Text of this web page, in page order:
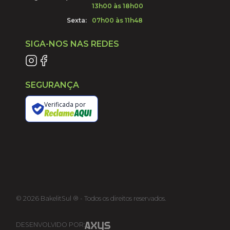
13h00 às 18h00
Sexta:
07h00 às 11h48
SIGA-NOS NAS REDES
SEGURANÇA
Verificada por
© 2026BakelitSul ® - Todos os direitos reservados.
DESENVOLVIDO POR: